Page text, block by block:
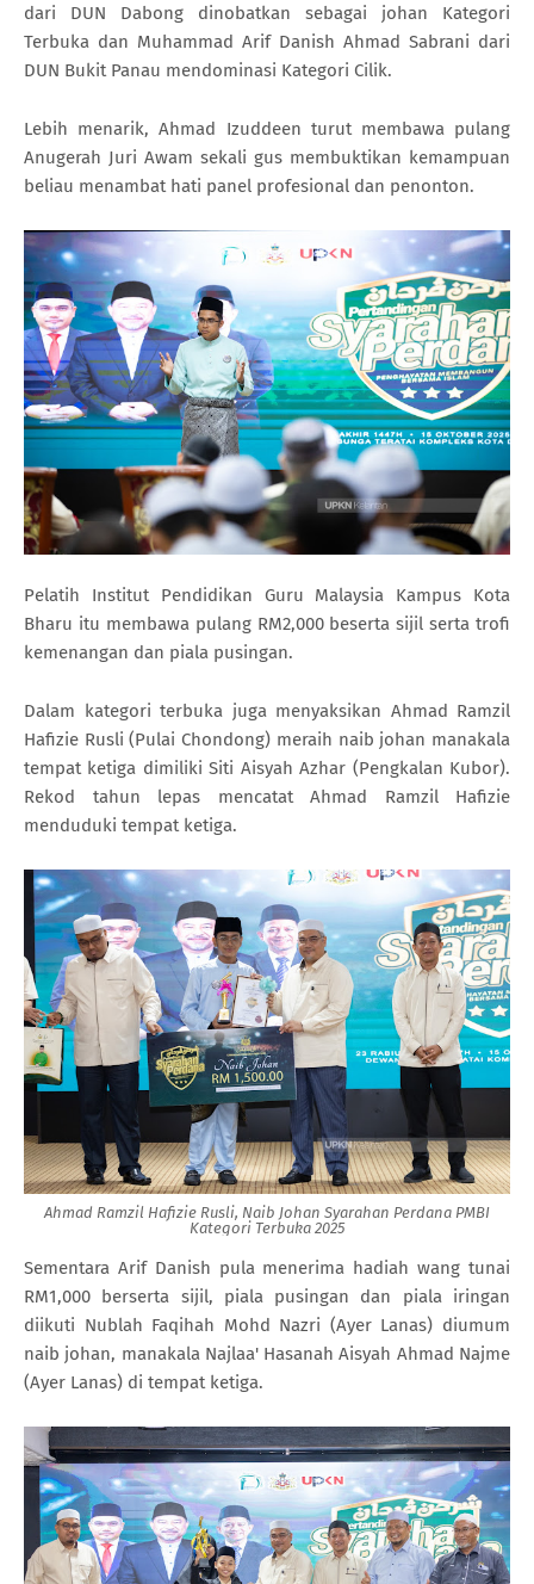
dari DUN Dabong dinobatkan sebagai johan Kategori
Terbuka dan Muhammad Arif Danish Ahmad Sabrani dari
DUN Bukit Panau mendominasi Kategori Cilik.
Lebih menarik, Ahmad Izuddeen turut membawa pulang
Anugerah Juri Awam sekali gus membuktikan kemampuan
beliau menambat hati panel profesional dan penonton.
Pelatih Institut Pendidikan Guru Malaysia Kampus Kota
Bharu itu membawa pulang RM2,000 beserta sijil serta trofi
kemenangan dan piala pusingan.
Dalam kategori terbuka juga menyaksikan Ahmad Ramzil
Hafizie Rusli (Pulai Chondong) meraih naib johan manakala
tempat ketiga dimiliki Siti Aisyah Azhar (Pengkalan Kubor).
Rekod tahun lepas mencatat Ahmad Ramzil Hafizie
menduduki tempat ketiga.
Ahmad Ramzil Hafizie Rusli, Naib Johan Syarahan Perdana PMBI
Kategori Terbuka 2025
Sementara Arif Danish pula menerima hadiah wang tunai
RM1,000 berserta sijil, piala pusingan dan piala iringan
diikuti Nublah Faqihah Mohd Nazri (Ayer Lanas) diumum
naib johan, manakala Najlaa' Hasanah Aisyah Ahmad Najme
(Ayer Lanas) di tempat ketiga.